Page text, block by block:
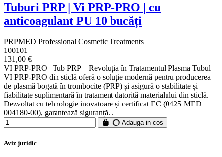
Tuburi PRP | Vi PRP-PRO | cu
anticoagulant PU 10 bucăți
PRPMED Professional Cosmetic Treatments
100101
131,00 €
VI PRP-PRO | Tub PRP – Revoluția în Tratamentul Plasma Tubul
VI PRP-PRO din sticlă oferă o soluție modernă pentru producerea
de plasmă bogată în trombocite (PRP) și asigură o stabilitate și
fiabilitate suplimentară în tratament datorită materialului din sticlă.
Dezvoltat cu tehnologie inovatoare și certificat EC (0425-MED-
004180-00), garantează siguranță...
Adauga in cos
Aviz juridic